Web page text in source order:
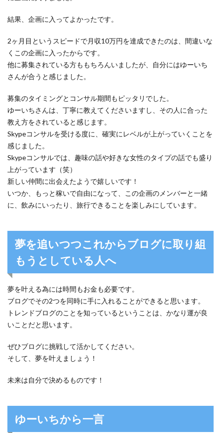
結果、企画に入ってよかったです。
2ヶ月目というスピードで月収10万円を達成できたのは、間違いな
くこの企画に入ったからです。
他に募集されている方ももちろんいましたが、自分にはゆーいち
さんが合うと感じました。
募集のタイミングとコンサル期間もピッタリでした。
ゆーいちさんは、丁寧に教えてくださいますし、その人に合った
教え方をされていると感じます。
Skypeコンサルを受ける度に、確実にレベルが上がっていくことを
感じました。
Skypeコンサルでは、趣味の話や好きな女性のタイプの話でも盛り
上がっています（笑）
新しい仲間に出会えたようで嬉しいです！
いつか、もっと稼いで自由になって、この企画のメンバーと一緒
に、飲みにいったり、旅行できることを楽しみにしています。
夢を追いつつこれからブログに取り組
もうとしている人へ
夢を叶える為には時間もお金も必要です。
ブログでその2つを同時に手に入れることができると思います。
トレンドブログのことを知っているということは、かなり運が良
いことだと思います。
ぜひブログに挑戦して活かしてください。
そして、夢を叶えましょう！
未来は自分で決めるものです！
ゆーいちから一言